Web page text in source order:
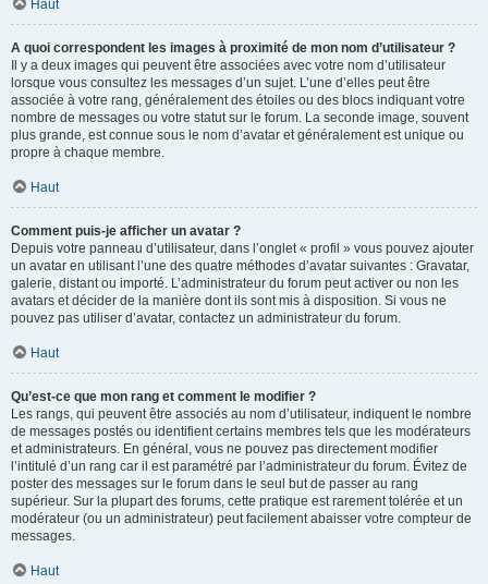
Haut
A quoi correspondent les images à proximité de mon nom d’utilisateur ?
Il y a deux images qui peuvent être associées avec votre nom d’utilisateur
lorsque vous consultez les messages d’un sujet. L’une d’elles peut être
associée à votre rang, généralement des étoiles ou des blocs indiquant votre
nombre de messages ou votre statut sur le forum. La seconde image, souvent
plus grande, est connue sous le nom d’avatar et généralement est unique ou
propre à chaque membre.
Haut
Comment puis-je afficher un avatar ?
Depuis votre panneau d’utilisateur, dans l’onglet « profil » vous pouvez ajouter
un avatar en utilisant l’une des quatre méthodes d’avatar suivantes : Gravatar,
galerie, distant ou importé. L’administrateur du forum peut activer ou non les
avatars et décider de la manière dont ils sont mis à disposition. Si vous ne
pouvez pas utiliser d’avatar, contactez un administrateur du forum.
Haut
Qu’est-ce que mon rang et comment le modifier ?
Les rangs, qui peuvent être associés au nom d’utilisateur, indiquent le nombre
de messages postés ou identifient certains membres tels que les modérateurs
et administrateurs. En général, vous ne pouvez pas directement modifier
l’intitulé d’un rang car il est paramétré par l’administrateur du forum. Évitez de
poster des messages sur le forum dans le seul but de passer au rang
supérieur. Sur la plupart des forums, cette pratique est rarement tolérée et un
modérateur (ou un administrateur) peut facilement abaisser votre compteur de
messages.
Haut